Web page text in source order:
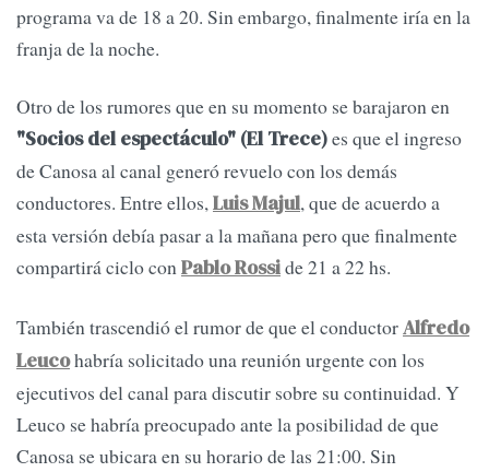
programa va de 18 a 20. Sin embargo, finalmente iría en la
franja de la noche.
Otro de los rumores que en su momento se barajaron en
"Socios del espectáculo" (El Trece)es que el ingreso
de Canosa al canal generó revuelo con los demás
conductores. Entre ellos,Luis Majul, que de acuerdo a
esta versión debía pasar a la mañana pero que finalmente
compartirá ciclo conPablo Rosside 21 a 22 hs.
También trascendió el rumor de que el conductorAlfredo
Leucohabría solicitado una reunión urgente con los
ejecutivos del canal para discutir sobre su continuidad. Y
Leuco se habría preocupado ante la posibilidad de que
Canosa se ubicara en su horario de las 21:00. Sin